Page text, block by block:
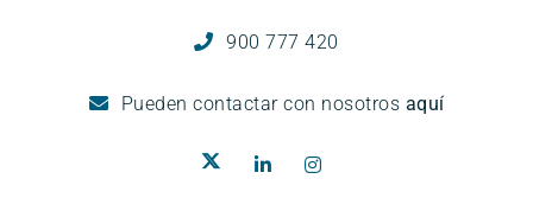
900 777 420
Pueden contactar con nosotros aquí